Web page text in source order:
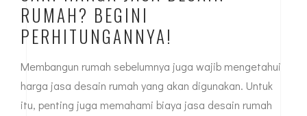
RUMAH? BEGINI
PERHITUNGANNYA!
Membangun rumah sebelumnya juga wajib mengetahui
harga jasa desain rumah yang akan digunakan. Untuk
itu, penting juga memahami biaya jasa desain rumah